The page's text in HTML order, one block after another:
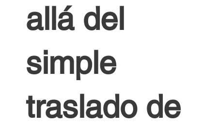
allá del
simple
traslado de